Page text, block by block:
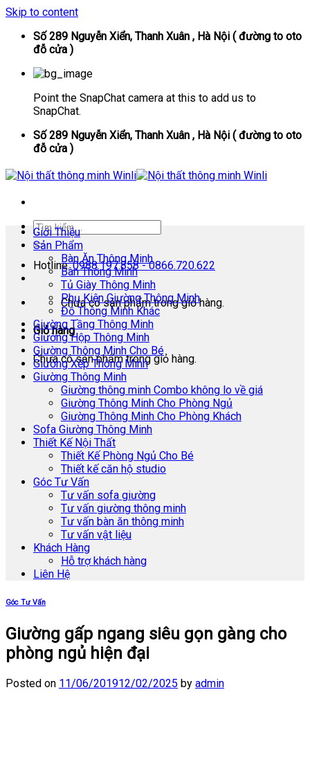
Skip to content
Số 289 Nguyễn Xiển, Thanh Xuân , Hà Nội ( đường to oto
đỗ cửa )
Point the SnapChat camera at this to add us to
SnapChat.
Số 289 Nguyễn Xiển, Thanh Xuân , Hà Nội ( đường to oto
đỗ cửa )
Hotline:0988.197.858 - 0866.720.622
Chưa có sản phẩm trong giỏ hàng.
Giỏ hàng
Chưa có sản phẩm trong giỏ hàng.
Giới Thiệu
Sản Phẩm
Bàn Ăn Thông Minh
Bàn Thông Minh
Tủ Giày Thông Minh
Phụ Kiện Giường Thông Minh
Đồ Thông Minh Khác
Giường Tầng Thông Minh
Giường Hộp Thông Minh
Giường Thông Minh Cho Bé
Giường Xếp Thông Minh
Giường Thông Minh
Giường thông minh Combo không lo về giá
Giường Thông Minh Cho Phòng Ngủ
Giường Thông Minh Cho Phòng Khách
Sofa Giường Thông Minh
Thiết Kế Nội Thất
Thiết Kế Phòng Ngủ Cho Bé
Thiết kế căn hộ studio
Góc Tư Vấn
Tư vấn sofa giường
Tư vấn giường thông minh
Tư vấn bàn ăn thông minh
Tư vấn vật liệu
Khách Hàng
Hỗ trợ khách hàng
Liên Hệ
Góc Tư Vấn
Giường gấp ngang siêu gọn gàng cho
phòng ngủ hiện đại
Posted on 11/06/201912/02/2025 by admin